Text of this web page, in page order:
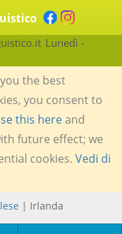
Lunedì -
the best
you consent to
this hereand
future effect; we
cookies. Vedi di
| Irlanda